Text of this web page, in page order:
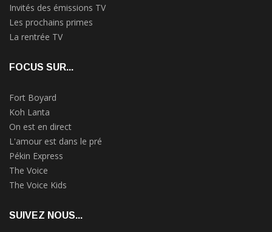
Invités des émissions TV
Les prochains primes
La rentrée TV
FOCUS SUR...
Fort Boyard
Koh Lanta
On est en direct
L'amour est dans le pré
Pékin Express
The Voice
The Voice Kids
SUIVEZ NOUS...